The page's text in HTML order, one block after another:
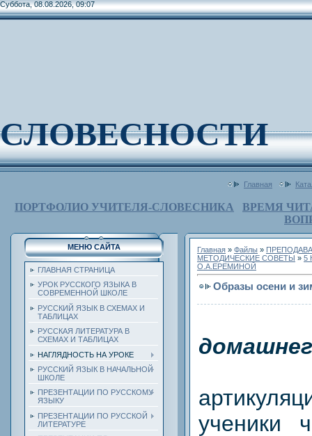
Суббота, 08.08.2026, 09:07
СЛОВЕСНОСТИ
Главная
ПОРТФОЛИО УЧИТЕЛЯ-СЛОВЕСНИКА
ВРЕМЯ
МЕНЮ САЙТА
ГЛАВНАЯ СТРАНИЦА
УРОК РУССКОГО ЯЗЫКА В
СОВРЕМЕННОЙ ШКОЛЕ
РУССКИЙ ЯЗЫК В СХЕМАХ И
ТАБЛИЦАХ
РУССКАЯ ЛИТЕРАТУРА В
СХЕМАХ И ТАБЛИЦАХ
НАГЛЯДНОСТЬ НА УРОКЕ
РУССКИЙ ЯЗЫК В НАЧАЛЬНОЙ
ШКОЛЕ
ПРЕЗЕНТАЦИИ ПО РУССКОМУ
ЯЗЫКУ
ПРЕЗЕНТАЦИИ ПО РУССКОЙ
ЛИТЕРАТУРЕ
Главная » Файлы »
МЕТОДИЧЕСКИЕ СОВЕТЫ » 5
О.А.ЕРЕМИНОЙ
Образы осени и
ученики